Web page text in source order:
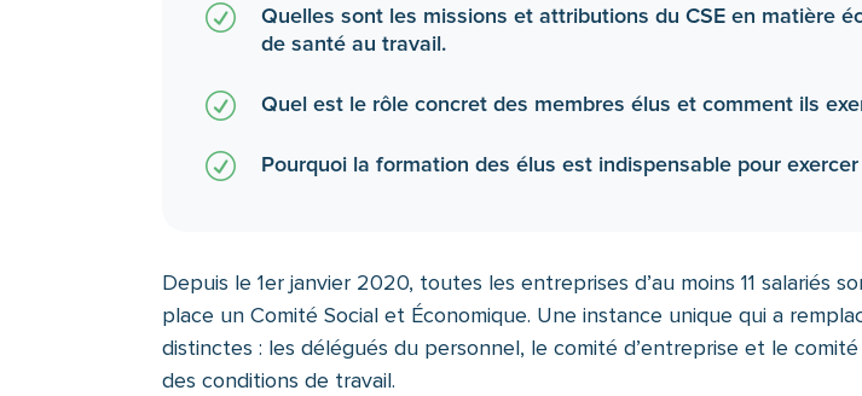
R
Quelles sont les missions et attributions du CSE en matière
de santé au travail.
R Quel est le rôle concret des membres élus et comment ils
R Pourquoi la formation des élus est indispensable pour
Depuis le 1er janvier 2020, toutes les entreprises d’au moins 11 salariés
place un Comité Social et Économique. Une instance unique qui a
distinctes : les délégués du personnel, le comité d’entreprise et le
des conditions de travail.